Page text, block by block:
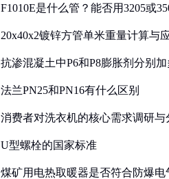
F1010E是什么管？能否用3205或
20x40x2镀锌方管单米重量计算与
抗渗混凝土中P6和P8膨胀剂分别
法兰PN25和PN16有什么区别
消费者对洗衣机的核心需求调研与
U型螺栓的国家标准
煤矿用电热取暖器是否符合防爆电